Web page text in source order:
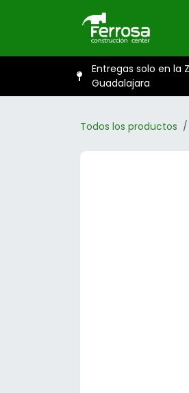
Entregas solo en la
Guadalajara
Todos los productos